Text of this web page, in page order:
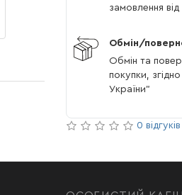
замовлення
Обмін/
Обмін та
покупки,
України"
0 відгуків